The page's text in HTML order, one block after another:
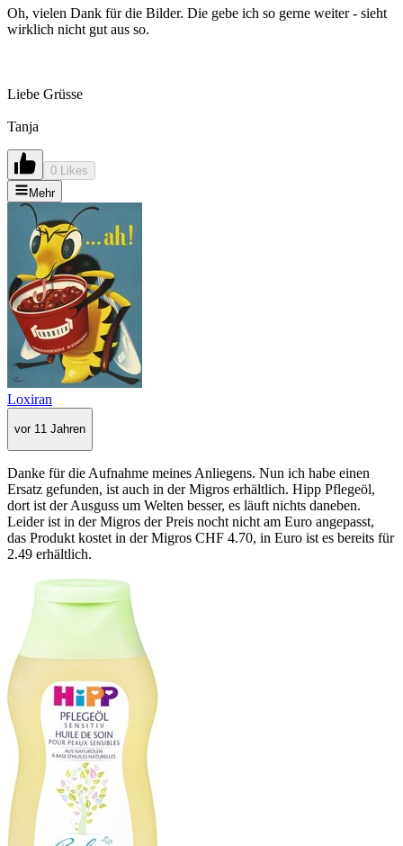
Oh, vielen Dank für die Bilder. Die gebe ich so gerne weiter - sieht
wirklich nicht gut aus so.
Liebe Grüsse
Tanja
0 Likes
Mehr
Loxiran
vor 11 Jahren
Danke für die Aufnahme meines Anliegens. Nun ich habe einen
Ersatz gefunden, ist auch in der Migros erhältlich. Hipp Pflegeöl,
dort ist der Ausguss um Welten besser, es läuft nichts daneben.
Leider ist in der Migros der Preis nocht nicht am Euro angepasst,
das Produkt kostet in der Migros CHF 4.70, in Euro ist es bereits für
2.49 erhältlich.